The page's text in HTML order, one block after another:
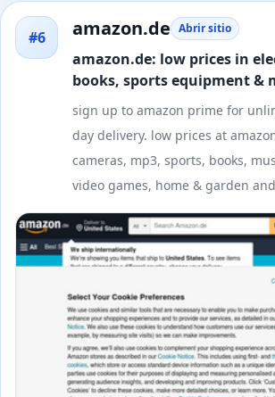
#6 amazon.de Abrir sitio
amazon.de: low prices in
books, sports equipment &
sign up to amazon prime for
day delivery. low prices at
cameras, mp3, sports, books,
video games, home & garden